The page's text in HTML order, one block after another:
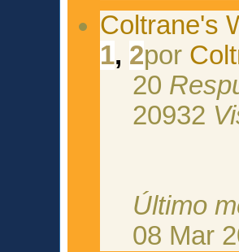
Coltrane's
1, 2por
20
20932
Último
08 Mar